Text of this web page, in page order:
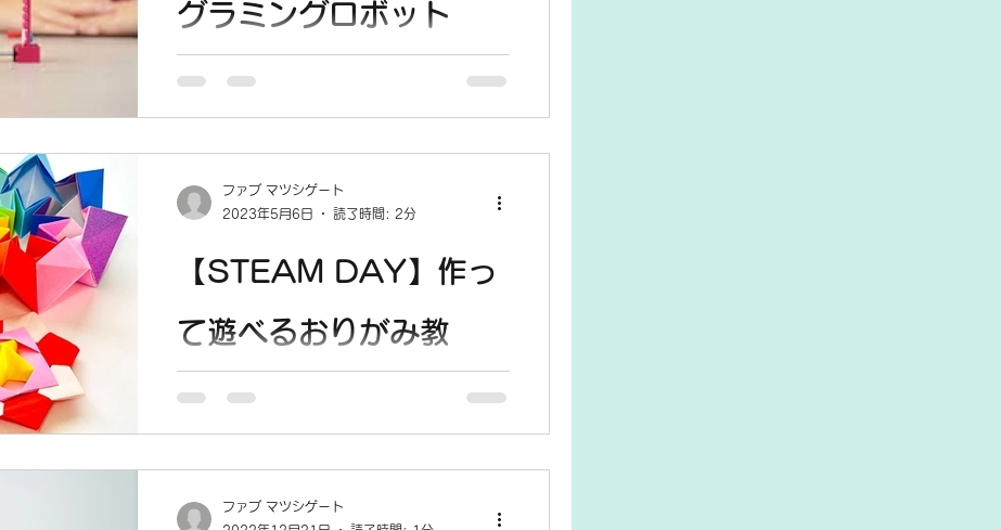
グラミングロボット
LEGO SPIKE
SPIKE を使って 障害物を乗り越えて
GOALまでたどり着ける乗り物を作ろう！
」 講座内容 今回はLEGO ブロックを組み
制御プログラムを作って実際に動かしてみ
ましょう！...
【STEAM DAY】作っ
て遊べるおりがみ教
室
STEAM DAY では、 折り紙マスター三原
竜馬さん による、おりがみ教室を開催し
ます。 日 時：5月21日（日）10：00〜
ファブ マツシゲート
2023年5月6日
読了時間: 2分
ファブ マツシゲート